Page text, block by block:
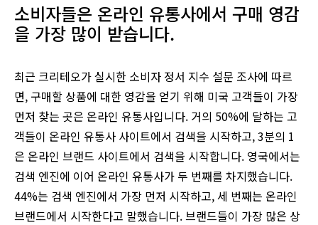
소비자들은 온라인 유통사에서 구매 영감
을 가장 많이 받습니다.
최근 크리테오가 실시한 소비자 정서 지수 설문 조사에 따르
면, 구매할 상품에 대한 영감을 얻기 위해 미국 고객들이 가장
먼저 찾는 곳은 온라인 유통사입니다. 거의 50%에 달하는 고
객들이 온라인 유통사 사이트에서 검색을 시작하고, 3분의 1
은 온라인 브랜드 사이트에서 검색을 시작합니다. 영국에서는
검색 엔진에 이어 온라인 유통사가 두 번째를 차지했습니다.
44%는 검색 엔진에서 가장 먼저 시작하고, 세 번째는 온라인
브랜드에서 시작한다고 말했습니다. 브랜드들이 가장 많은 상